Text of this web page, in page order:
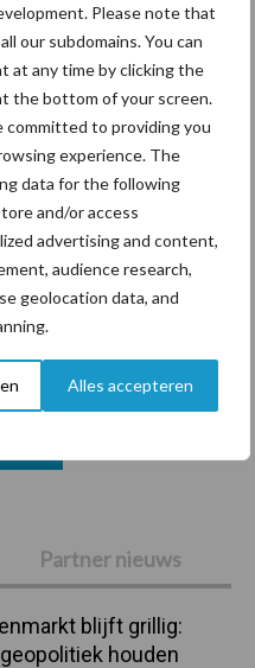
Please note that
our subdomains. You can
at any time by clicking the
the bottom of your screen.
committed to providing you
experience. The
data for the following
and/or access
advertising and content,
audience research,
geolocation data, and
Alles accepteren
Partner nieuws
blijft grillig:
houden
Fokkerij
Ligbox &
Voerhekken